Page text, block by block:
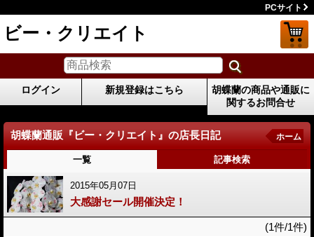
PCサイト
ビー・クリエイト
ログイン 新規登録はこちら
胡蝶蘭の商品や通販に
関するお問合せ
胡蝶蘭通販『ビー・クリエイト』の店長日記 ホーム
一覧 記事検索
2015年05月07日
大感謝セール開催決定！
(1件/1件)